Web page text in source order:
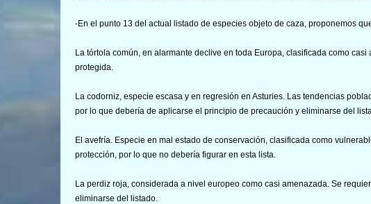
-En el punto 13 del actual listado de especies objeto de caza, proponemos
La tórtola común, en alarmante declive en toda Europa, clasificada como
protegida.
La codorniz, especie escasa y en regresión en Asturies. Las tendencias
por lo que debería de aplicarse el principio de precaución y eliminarse del
El avefría. Especie en mal estado de conservación, clasificada como
protección, por lo que no debería figurar en esta lista.
La perdiz roja, considerada a nivel europeo como casi amenazada. Se
eliminarse del listado.